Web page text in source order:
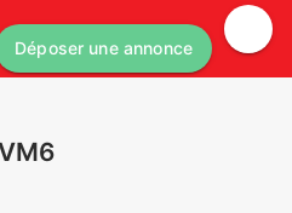
Déposer une annonce